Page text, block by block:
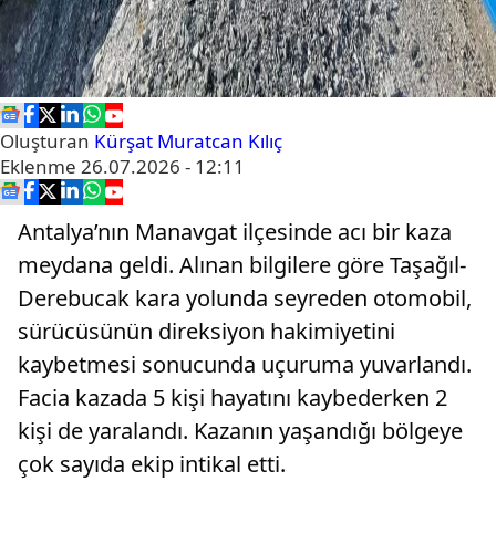
Oluşturan Kürşat Muratcan Kılıç
Eklenme 26.07.2026 - 12:11
Antalya’nın Manavgat ilçesinde acı bir kaza
meydana geldi. Alınan bilgilere göre Taşağıl-
Derebucak kara yolunda seyreden otomobil,
sürücüsünün direksiyon hakimiyetini
kaybetmesi sonucunda uçuruma yuvarlandı.
Facia kazada 5 kişi hayatını kaybederken 2
kişi de yaralandı. Kazanın yaşandığı bölgeye
çok sayıda ekip intikal etti.